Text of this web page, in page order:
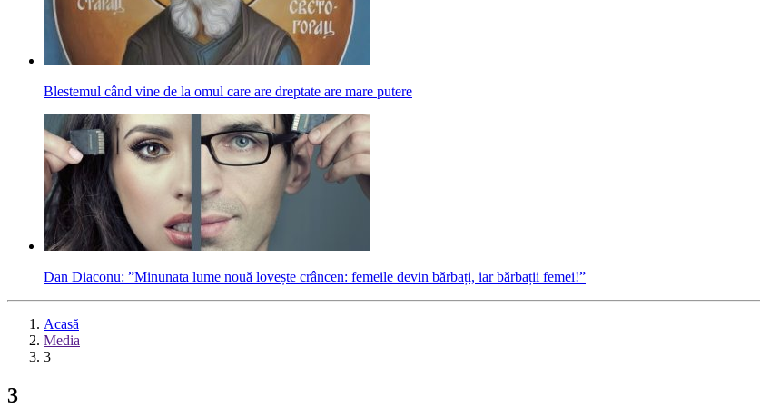
Blestemul când vine de la omul care are dreptate are mare putere
Dan Diaconu: ”Minunata lume nouă lovește crâncen: femeile devin bărbați, iar bărbații femei!”
Acasă
Media
3
3